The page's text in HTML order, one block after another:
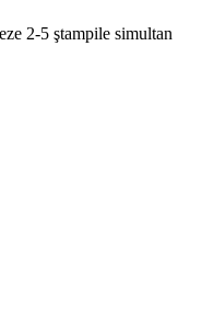
2-5 ştampile simultan